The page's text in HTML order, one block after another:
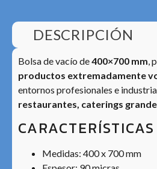
DESCRIPCIÓN
Bolsa de vacío de400×700 mm ,
productos extremadamente
entornos profesionales e
restaurantes, caterings
CARACTERÍSTICAS
Medidas: 400 x 700 mm